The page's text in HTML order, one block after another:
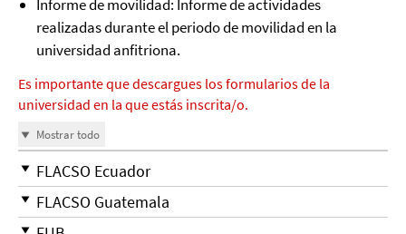
Informe de movilidad: Informe de actividades
realizadas durante el periodo de movilidad en la
universidad anfitriona.
Es importante que descargues los formularios de la
universidad en la que estás inscrita/o.
Mostrar todo
FLACSO Ecuador
FLACSO Guatemala